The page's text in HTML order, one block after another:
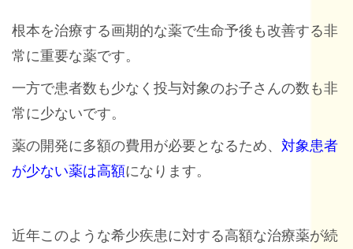
根本を治療する画期的な薬で生命予後も改善する非
常に重要な薬です。
一方で患者数も少なく投与対象のお子さんの数も非
常に少ないです。
薬の開発に多額の費用が必要となるため、 対象患者
が少ない薬は高額になります。
近年このような希少疾患に対する高額な治療薬が続